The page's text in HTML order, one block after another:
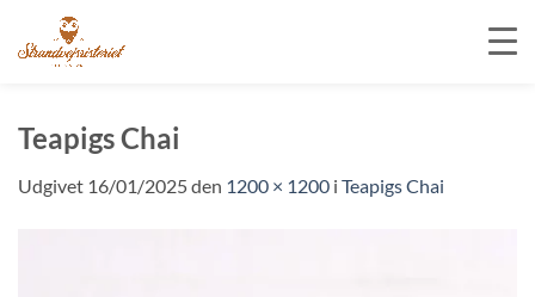
indhold
Teapigs Chai
Udgivet 16/01/2025den 1200 × 1200 i Teapigs Chai